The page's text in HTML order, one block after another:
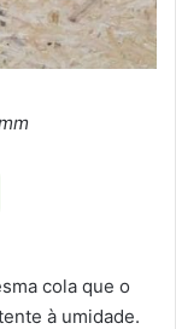
cola que o
à umidade.